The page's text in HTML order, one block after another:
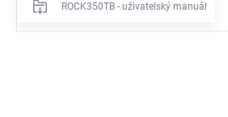
ROCK350TB - uživatelský manuál